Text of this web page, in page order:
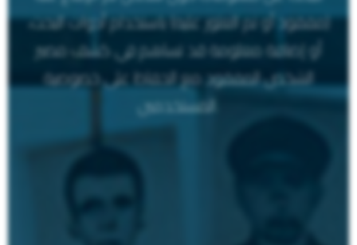
(مفقود أو تم العثور عليه) باستخدام أدوات البحث،
أو إضافة معلومة قد تساهم في كشف مصير
الشخص المفقود مع الحفاظ على خصوصية